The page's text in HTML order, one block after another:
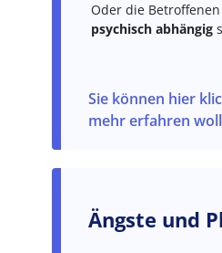
Oder die
psychisch abhängig
Sie können hier
mehr erfahren
Ängste und